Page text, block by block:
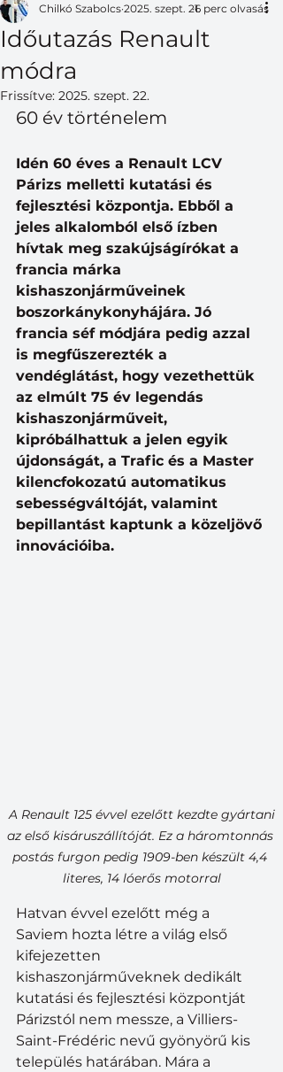
Időutazás Renault
módra
Chilkó Szabolcs 2025. szept. 21.6 perc olvasás
Frissítve: 2025. szept. 22.
60 év történelem
Idén 60 éves a Renault LCV
Párizs melletti kutatási és
fejlesztési központja. Ebből a
jeles alkalomból első ízben
hívtak meg szakújságírókat a
francia márka
kishaszonjárműveinek
boszorkánykonyhájára. Jó
francia séf módjára pedig azzal
is megfűszerezték a
vendéglátást, hogy vezethettük
az elmúlt 75 év legendás
kishaszonjárműveit,
kipróbálhattuk a jelen egyik
újdonságát, a Trafic és a Master
kilencfokozatú automatikus
sebességváltóját, valamint
bepillantást kaptunk a közeljövő
innovációiba.
A Renault 125 évvel ezelőtt kezdte gyártani
az első kisáruszállítóját. Ez a háromtonnás
postás furgon pedig 1909-ben készült 4,4
literes, 14 lóerős motorral
Hatvan évvel ezelőtt még a
Saviem hozta létre a világ első
kifejezetten
kishaszonjárműveknek dedikált
kutatási és fejlesztési központját
Párizstól nem messze, a Villiers-
Saint-Frédéric nevű gyönyörű kis
település határában. Mára a